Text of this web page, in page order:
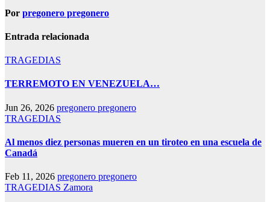
Por pregonero pregonero
Entrada relacionada
TRAGEDIAS
TERREMOTO EN VENEZUELA…
Jun 26, 2026 pregonero pregonero
TRAGEDIAS
Al menos diez personas mueren en un tiroteo en una escuela de
Canadá
Feb 11, 2026 pregonero pregonero
TRAGEDIAS Zamora